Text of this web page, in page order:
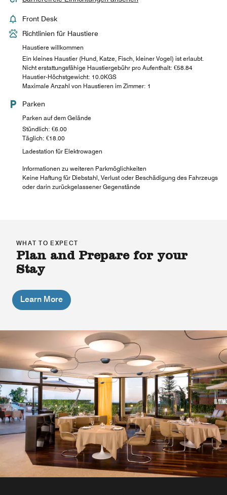
Front Desk
Richtlinien für Haustiere
Haustiere willkommen
Ein kleines Haustier (Hund, Katze, Fisch, kleiner Vogel) ist erlaubt.
Nicht erstattungsfähige Haustiergebühr pro Aufenthalt: €58.84
Haustier-Höchstgewicht: 10.0KGS
Maximale Anzahl von Haustieren im Zimmer: 1
Parken
Parken auf dem Gelände
Stündlich: €6.00
Täglich: €18.00
Ladestation für Elektrowagen
Informationen zu weiteren Parkmöglichkeiten
Keine Haftung für Diebstahl, Verlust oder Beschädigung des Fahrzeugs
oder darin zurückgelassener Gegenstände
WHAT TO EXPECT
Plan and Prepare for your
Stay
Learn More
Pool Bar
The Pool Bar is a unique place where you can spend
hours lounging under the umbrella reading a book and
drink a fresh fruit juice enjoing sicilian sun during the
summer.
Erkunden